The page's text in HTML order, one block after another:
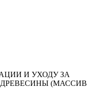
И УХОДУ ЗА
(МАССИВ